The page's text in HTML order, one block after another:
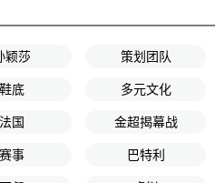
颖莎 策划团队
鞋底 多元文化
法国 金超揭幕战
赛事 巴特利